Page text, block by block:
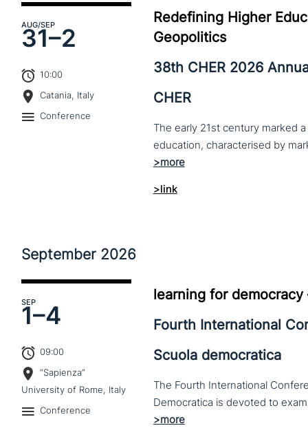
AUG/SEP
31–2
10:00
Catania, Italy
Conference
Redefining Higher
Geopolitics
38th CHER 2026
CHER
The early 21st century marked
>link
September 2026
SEP
1–4
09:00
“Sapienza”
University of Rome, Italy
Conference
learning for
Fourth International
Scuola democratica
The Fourth International